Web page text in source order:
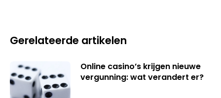
Gerelateerde artikelen
Online casino’s krijgen nieuwe
vergunning: wat verandert er?